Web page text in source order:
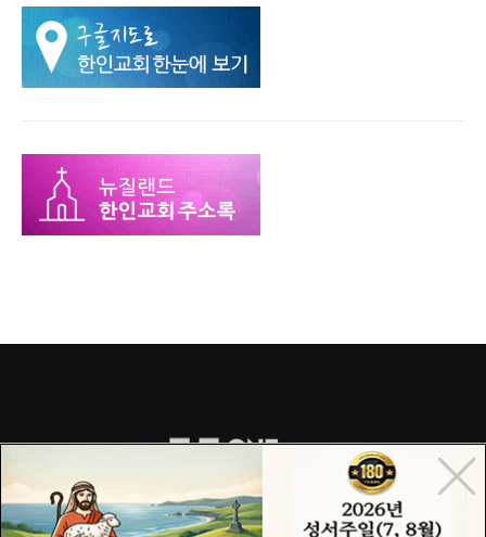
COPYRIGHT© 2015 ONECHURCH ALL RIGHTS RESERVED.